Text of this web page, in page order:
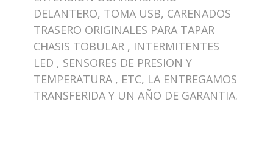
DELANTERO, TOMA USB, CARENADOS
TRASERO ORIGINALES PARA TAPAR
CHASIS TOBULAR , INTERMITENTES
LED , SENSORES DE PRESION Y
TEMPERATURA , ETC, LA ENTREGAMOS
TRANSFERIDA Y UN AÑO DE GARANTIA.